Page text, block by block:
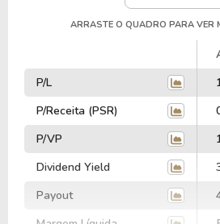
ARRASTE O QUADRO PARA VER
P/L
P/Receita (PSR)
P/VP
Dividend Yield
Payout